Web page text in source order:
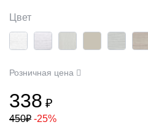
Цвет
Розничная цена
338 ₽
450₽ -25%